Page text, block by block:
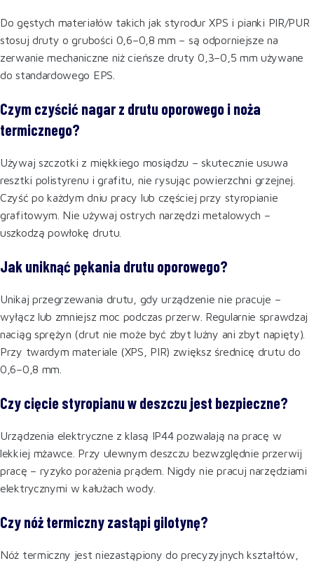
Do gęstych materiałów takich jak styrodur XPS i pianki PIR/PUR
stosuj druty o grubości 0,6–0,8 mm – są odporniejsze na
zerwanie mechaniczne niż cieńsze druty 0,3–0,5 mm używane
do standardowego EPS.
Czym czyścić nagar z drutu oporowego i noża
termicznego?
Używaj szczotki z miękkiego mosiądzu – skutecznie usuwa
resztki polistyrenu i grafitu, nie rysując powierzchni grzejnej.
Czyść po każdym dniu pracy lub częściej przy styropianie
grafitowym. Nie używaj ostrych narzędzi metalowych –
uszkodzą powłokę drutu.
Jak uniknąć pękania drutu oporowego?
Unikaj przegrzewania drutu, gdy urządzenie nie pracuje –
wyłącz lub zmniejsz moc podczas przerw. Regularnie sprawdzaj
naciąg sprężyn (drut nie może być zbyt luźny ani zbyt napięty).
Przy twardym materiale (XPS, PIR) zwiększ średnicę drutu do
0,6–0,8 mm.
Czy cięcie styropianu w deszczu jest bezpieczne?
Urządzenia elektryczne z klasą IP44 pozwalają na pracę w
lekkiej mżawce. Przy ulewnym deszczu bezwzględnie przerwij
pracę – ryzyko porażenia prądem. Nigdy nie pracuj narzędziami
elektrycznymi w kałużach wody.
Czy nóż termiczny zastąpi gilotynę?
Nóż termiczny jest niezastąpiony do precyzyjnych kształtów,